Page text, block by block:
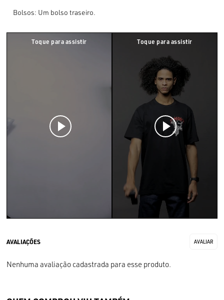
Bolsos: Um bolso traseiro.
Nenhuma avaliação cadastrada para esse produto.